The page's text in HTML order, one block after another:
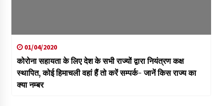
01/04/2020
कोरोना सहायता के लिए देश के सभी राज्यों द्वारा नियंत्रण कक्ष
स्थापित, कोई हिमाचली वहां हैं तो करें सम्पर्क- जानें किस राज्य का
क्या नम्बर